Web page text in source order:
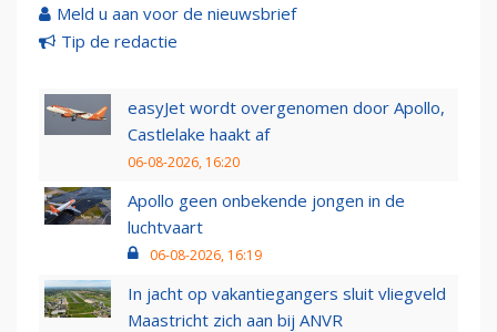
Meld u aan voor de nieuwsbrief
Tip de redactie
easyJet wordt overgenomen door Apollo,
Castlelake haakt af
06-08-2026, 16:20
Apollo geen onbekende jongen in de
luchtvaart
06-08-2026, 16:19
In jacht op vakantiegangers sluit vliegveld
Maastricht zich aan bij ANVR